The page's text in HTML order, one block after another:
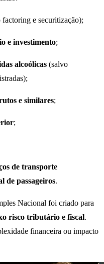
factoring e securitização);
e investimento;
alcoólicas (salvo
e similares;
;
de transporte
de passageiros.
Nacional foi criado para
risco tributário e fiscal.
financeira ou impacto